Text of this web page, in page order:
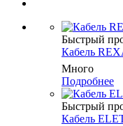
Быстрый
Кабель
Много
Подробнее
Быстрый
Кабель